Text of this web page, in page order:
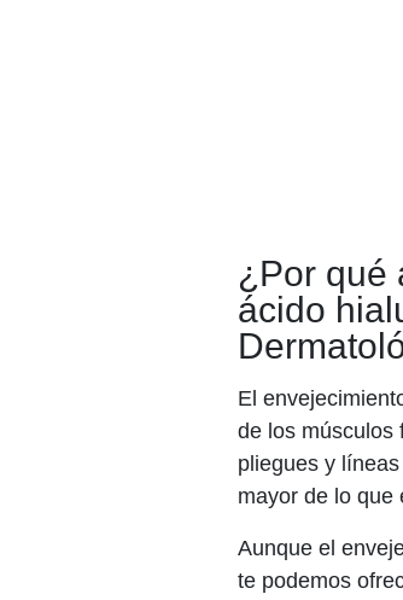
¿Por qué
ácido
El
de los músculos
pliegues y
mayor de lo que
Aunque el
te podemos